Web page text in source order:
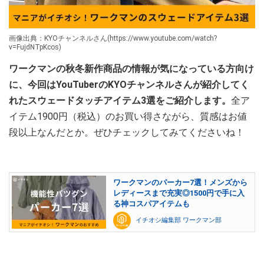
画像出典：KYOチャンネルさん(https://www.youtube.com/watch?
v=FujdNTpKcos)
ワークマンの秋冬新作商品の情報が気になっている方向け
に、今回はYouTuberのKYOチャンネルさんが紹介してく
れたスウェードタッチアイテム3選をご紹介します。 全ア
イテム1900円（税込）のお買い得さながら、質感はお値
段以上なんだとか。ぜひチェックしてみてくださいね！
ワークマンのパーカー7選！メンズから
レディースまで充実◎1500円で手に入
る神コスパアイテムも
イチオシ編集部 ワークマン部